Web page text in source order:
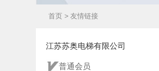
首页 > 友情链接
江苏苏奥电梯有限公司
普通会员